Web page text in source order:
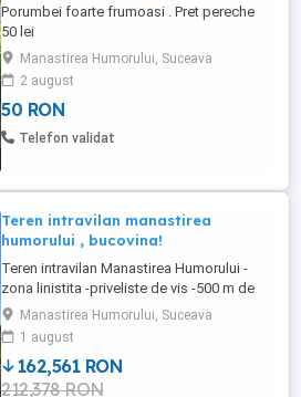
Porumbei foarte frumoasi . Pret pereche
50 lei
Manastirea Humorului, Suceava
2 august
50 RON
Telefon validat
Teren intravilan manastirea
humorului , bucovina!
Teren intravilan Manastirea Humorului -
zona linistita -priveliste de vis -500 m de
monument -Manastirea Humorului -ideala
pentru constructii de orice tip -
oportunitate turistica/investitii -suprafata
dreapta -1500m patrati
Manastirea Humorului, Suceava
1 august
162,561 RON
212,378 RON